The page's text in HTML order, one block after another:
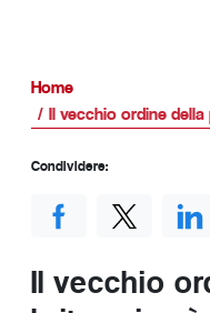
Home
Il vecchio ordine
Il vecchio
Condividere: